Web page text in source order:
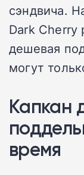
сэндвича.
Dark Cherry
дешевая
могут
Капкан
время